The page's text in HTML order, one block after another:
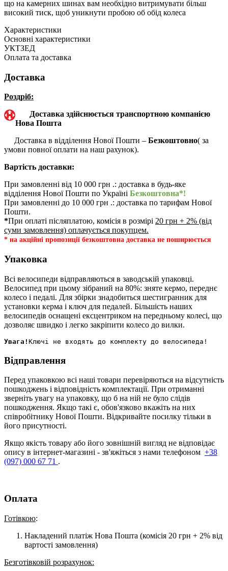
що на камерних шинах вам необхідно витримувати більш
високий тиск, щоб уникнути пробою об обід колеса
Характеристики
Основні характеристики
УКТЗЕД
Оплата та доставка
Доставка
Роздріб:
Доставка здійснюється транспортною компанією
Нова Пошта
Доставка в відділення Нової Пошти – Безкоштовно( за
умови повної оплати на наш рахунок).
Вартість доставки:
При замовленні від 10 000 грн .: доставка в будь-яке
відділення Нової Пошти по Україні Безкоштовна*!
При замовленні до 10 000 грн .: доставка по тарифам Нової
Пошти.
*При оплаті післяплатою, комісія в розмірі 20 грн + 2% (від
суми замовлення) оплачується покупцем.
* на акційні пропозиції безкоштовна доставка не поширюється
Упаковка
Всі велосипеди відправляються в заводській упаковці.
Велосипед при цьому зібраний на 80%: зняте кермо, переднє
колесо і педалі. Для збірки знадобиться шестигранник для
установки керма і ключ для педалей. Більшість наших
велосипедів оснащені ексцентриком на передньому колесі, що
дозволяє швидко і легко закріпити колесо до вилки.
Увага!
Відправлення
Перед упаковкою всі наші товари перевіряються на відсутність
пошкоджень і відповідність комплектації. При отриманні
зверніть увагу на упаковку, що б на ній не було слідів
пошкодження. Якщо такі є, обов'язково вкажіть на них
співробітнику Нової Пошти. Відкривайте посилку тільки в
його присутності.
Якщо якість товару або його зовнішній вигляд не відповідає
опису в інтернет-магазині - зв'яжіться з нами телефоном +38
(097) 000 67 71 .
Оплата
Готівкою:
Накладений платіж Нова Пошта (комісія 20 грн + 2% від
вартості замовлення)
Безготівковій розрахунок: